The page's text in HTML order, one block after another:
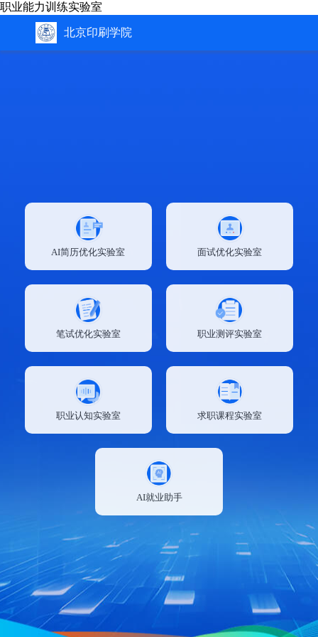
职业能力训练实验室
北京印刷学院
AI简历优化实验室 面试优化实验室
笔试优化实验室 职业测评实验室
职业认知实验室 求职课程实验室
AI就业助手